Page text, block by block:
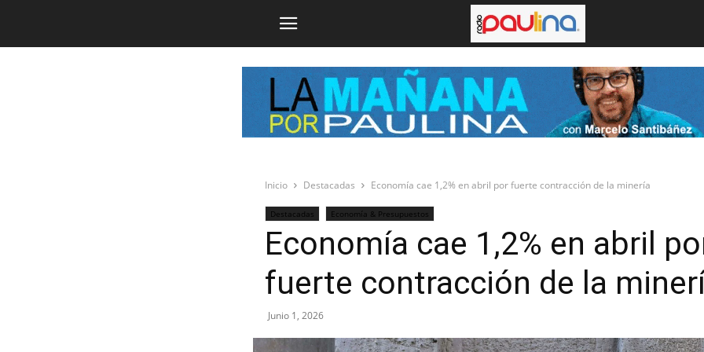
Inicio Destacadas Economía cae 1,2% en abril por fuerte contracción de la minería
Destacadas Economía & Presupuestos
Economía cae 1,2% en abril
fuerte contracción de la
Junio 1, 2026